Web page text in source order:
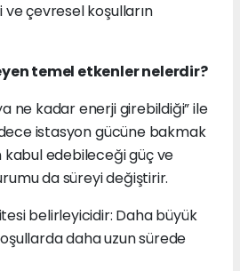
ve çevresel koşulların
temel etkenler nelerdir?
ne kadar enerji girebildiği” ile
istasyon gücüne bakmak
kabul edebileceği güç ve
da süreyi değiştirir.
belirleyicidir: Daha büyük
daha uzun sürede